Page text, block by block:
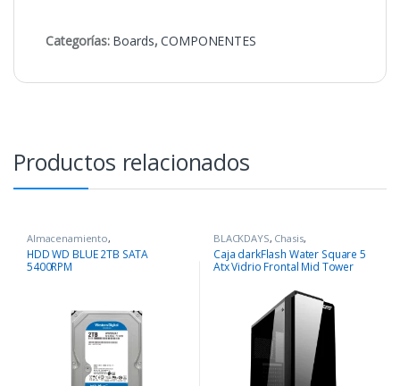
Categorías: Boards,COMPONENTES
Productos relacionados
Almacenamiento,
COMPONENTES
HDD WD BLUE 2TB SATA
5400RPM
BLACKDAYS, Chasis,
COMPONENTES
Caja darkFlash Water Square 5
Atx Vidrio Frontal Mid Tower